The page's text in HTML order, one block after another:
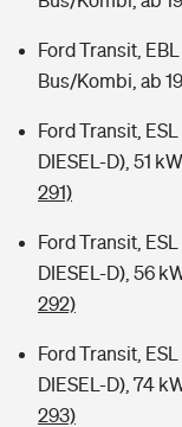
Kinderunfall-
Typklassen: So ist
Sie haben Fragen?
Ford Transit,
Bus/Kombi, ab
Ford Transit, ESL
DIESEL-D), 51
291)
Ford Transit, ESL
DIESEL-D), 56
292)
Ford Transit, ESL
DIESEL-D), 74
293)